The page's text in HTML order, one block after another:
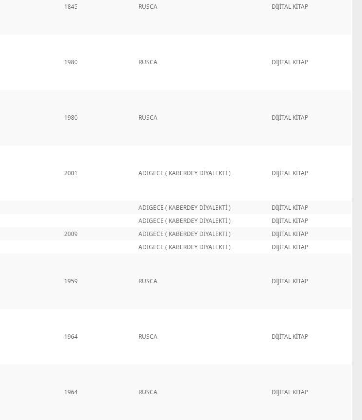
1845 RUSCA DİJİTAL KİTAP
1980 RUSCA DİJİTAL KİTAP
1980 RUSCA DİJİTAL KİTAP
2001 ADIGECE ( KABERDEY DİYALEKTİ ) DİJİTAL KİTAP
ADIGECE ( KABERDEY DİYALEKTİ )
DİJİTAL KİTAP
ADIGECE ( KABERDEY DİYALEKTİ )
DİJİTAL KİTAP
2009 ADIGECE ( KABERDEY DİYALEKTİ )
DİJİTAL KİTAP
ADIGECE ( KABERDEY DİYALEKTİ ) DİJİTAL KİTAP
1959 RUSCA DİJİTAL KİTAP
1964 RUSCA DİJİTAL KİTAP
1964 RUSCA DİJİTAL KİTAP